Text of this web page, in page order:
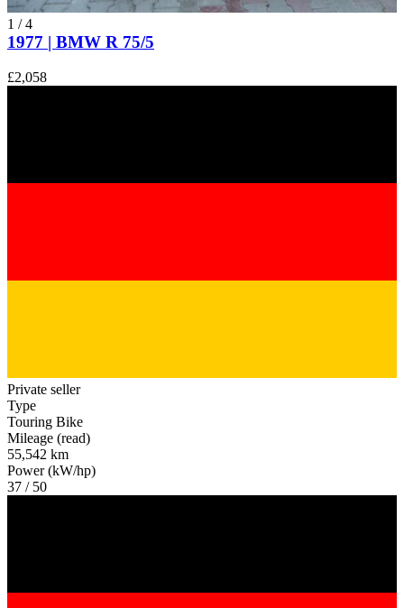
1 /4
1977 | BMW R 75/5
£2,058
Private seller
Type
Touring Bike
Mileage (read)
55,542 km
Power (kW/hp)
37 / 50